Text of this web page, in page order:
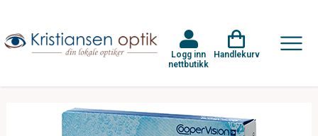
Logg inn
nettbutikk
Handlekurv